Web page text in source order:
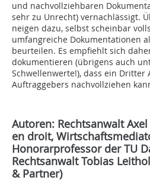
und nachvollziehbaren
sehr zu Unrecht) vernachlässigt.
neigen dazu, selbst scheinbar
umfangreiche Dokumentationen
beurteilen. Es empfiehlt sich
dokumentieren (übrigens auch
Schwellenwerte!), dass ein Dritter
Auftraggebers nachvollziehen
Autoren: Rechtsanwalt
en droit,
Honorarprofessor der TU
Rechtsanwalt Tobias
& Partner)